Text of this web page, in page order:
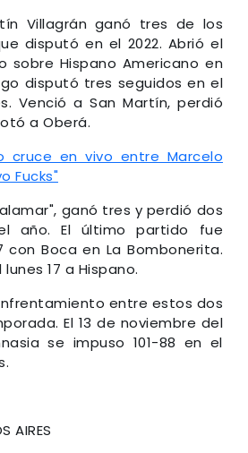
Villagrán ganó tres de los
disputó en el 2022. Abrió el
sobre Hispano Americano en
disputó tres seguidos en el
Venció a San Martín, perdió
a Oberá.
cruce en vivo entre Marcelo
Fucks"
ganó tres y perdió dos
año. El último partido fue
Boca en La Bombonerita.
17 a Hispano.
entre estos dos
El 13 de noviembre del
se impuso 101-88 en el
AIRES